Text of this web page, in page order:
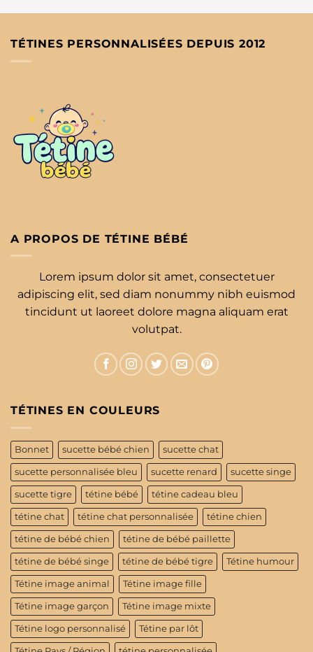
TÉTINES PERSONNALISÉES DEPUIS 2012
A PROPOS DE TÉTINE BÉBÉ
Lorem ipsum dolor sit amet, consectetuer
adipiscing elit, sed diam nonummy nibh euismod
tincidunt ut laoreet dolore magna aliquam erat
volutpat.
TÉTINES EN COULEURS
Bonnet sucette bébé chien sucette chat
sucette personnalisée bleu sucette renard sucette singe
sucette tigre tétine bébé tétine cadeau bleu
tétine chat tétine chat personnalisée tétine chien
tétine de bébé chien tétine de bébé paillette
tétine de bébé singe tétine de bébé tigre Tétine humour
Tétine image animal Tétine image fille
Tétine image garçon Tétine image mixte
Tétine logo personnalisé Tétine par lôt